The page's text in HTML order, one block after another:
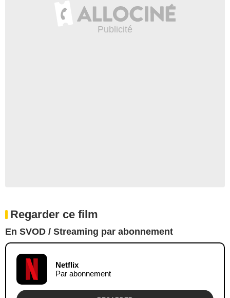
Regarder ce film
En SVOD / Streaming par abonnement
Netflix
Par abonnement